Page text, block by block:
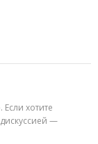
хотите
—